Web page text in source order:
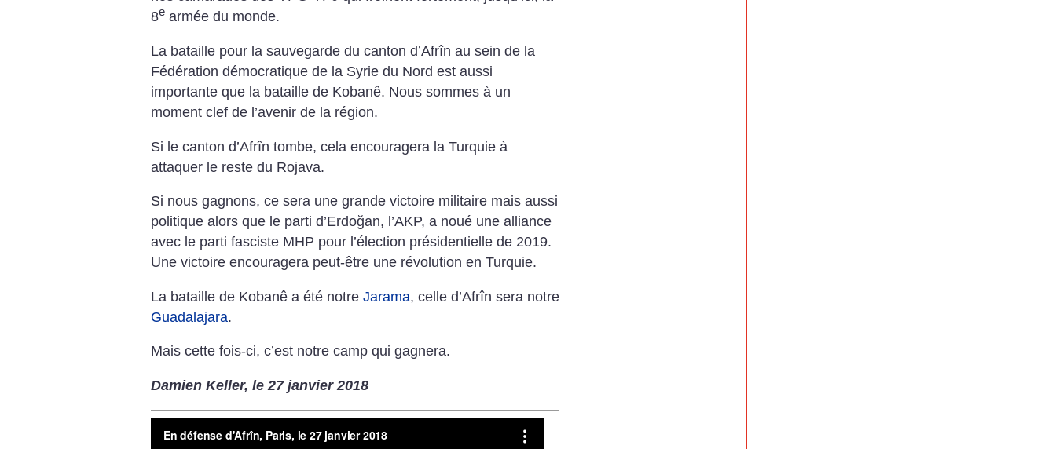
8e armée du monde.
La bataille pour la sauvegarde du canton d’Afrîn au sein de la
Fédération démocratique de la Syrie du Nord est aussi
importante que la bataille de Kobanê. Nous sommes à un
moment clef de l’avenir de la région.
Si le canton d’Afrîn tombe, cela encouragera la Turquie à
attaquer le reste du Rojava.
Si nous gagnons, ce sera une grande victoire militaire mais aussi
politique alors que le parti d’Erdoğan, l’AKP, a noué une alliance
avec le parti fasciste MHP pour l’élection présidentielle de 2019.
Une victoire encouragera peut-être une révolution en Turquie.
La bataille de Kobanê a été notre Jarama, celle d’Afrîn sera notre
Guadalajara.
Mais cette fois-ci, c’est notre camp qui gagnera.
Damien Keller, le 27 janvier 2018